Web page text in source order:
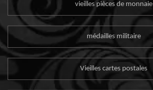
vieilles pièces de monnaie
médailles militaire
Vieilles cartes postales